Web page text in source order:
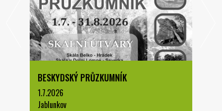
BESKYDSKÝ PRŮZKUMNÍK
1.7.2026
Jablunkov